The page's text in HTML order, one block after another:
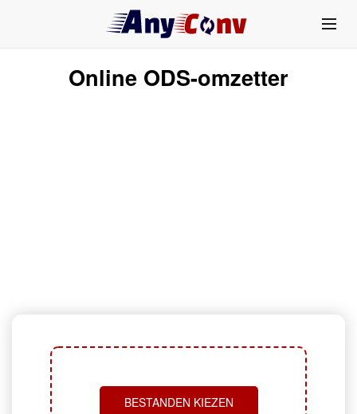
Online ODS-omzetter
BESTANDEN KIEZEN